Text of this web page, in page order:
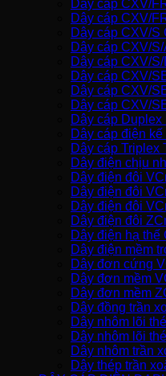
Dây cáp CXV/
Dây cáp CXV/
Dây cáp CXV/S
Dây cáp CXV/
Dây cáp CXV/
Dây cáp CXV/
Dây cáp CXV/
Dây cáp CXV/
Dây cáp
Dây cáp điện
Dây cáp Triplex
Dây điện chịu
Dây điện đôi
Dây điện đôi
Dây điện đôi
Dây điện đôi
Dây điện hạ thế
Dây điện mềm
Dây đơn cứng
Dây đơn mềm
Dây đơn mềm
Dây đồng trần
Dây nhôm lõi
Dây nhôm lõi
Dây nhôm trần
Dây thép trần